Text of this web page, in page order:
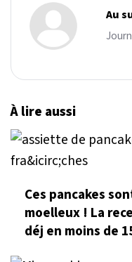
Au
À lire aussi
Ces pancakes
moelleux ! La
déj en moins de